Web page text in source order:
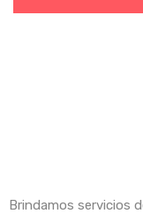
Brindamos servicios